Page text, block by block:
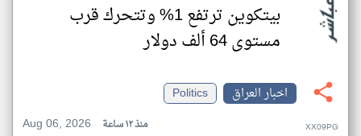
بيتكوين ترتفع 1% وتتحرك قرب
مستوى 64 ألف دولار
اخبار العراق
Politics
Aug 06, 2026
منذ ١٢ ساعة XX09PG